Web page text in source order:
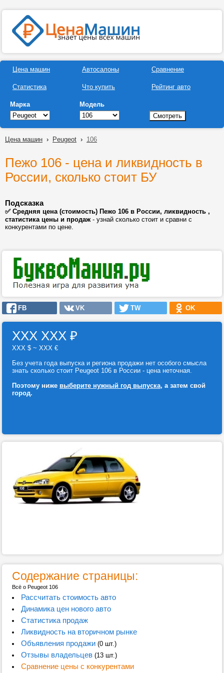
Цена машин
Статистика
Автосалоны
Что купить
Сравнение
Рейтинг авто
Марка Модель
Цена машин › Peugeot › 106
Пежо 106 - цена и ликвидность в
России, сколько стоит БУ
Подсказка
✅ Средняя цена (стоимость) Пежо 106 в России, ликвидность ,
статистика цены и продаж- узнай сколько стоит и сравни с
конкурентами по цене.
FB VK TW OK
ХХХ ХХХ ₽
ХХХ $ ~ ХХХ €
Без учета года выпуска и региона продажи нет особого смысла
знать сколько стоит Peugeot 106 в России - цена неточная.
Поэтому ниже выберите нужный год выпуска, а затем свой
город.
Содержание страницы:
Всё о Peugeot 106
Рассчитать стоимость авто
Динамика цен нового авто
Статистика продаж
Ликвидность на вторичном рынке
Объявления продажи(0 шт.)
Отзывы владельцев(13 шт.)
Сравнение цены с конкурентами